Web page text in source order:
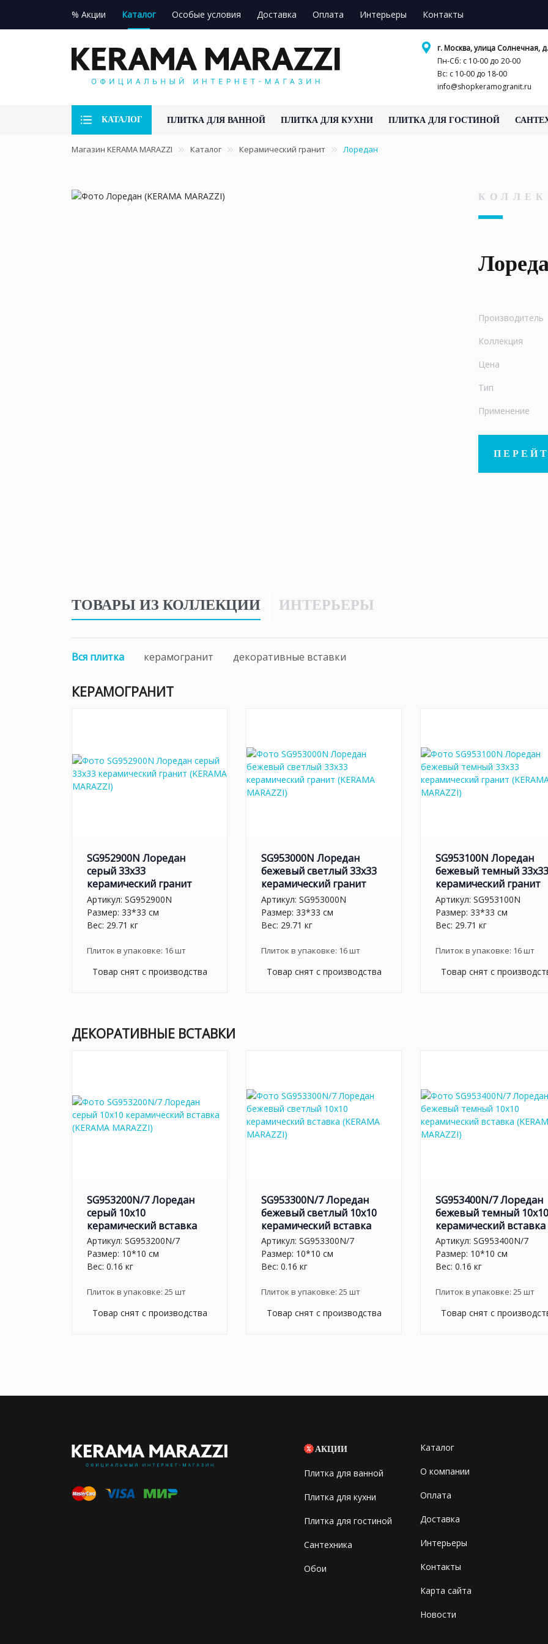
% Акции Каталог Особые условия Доставка Оплата Интерьеры Контакты
г. Москва, улица Солнечная,
Пн-Сб: с 10-00 до 20-00
Вс: с 10-00 до 18-00
info@shopkeramogranit.ru
КАТАЛОГ ПЛИТКА ДЛЯ ВАННОЙ ПЛИТКА ДЛЯ КУХНИ ПЛИТКА ДЛЯ ГОСТИНОЙ
Магазин KERAMA MARAZZI Каталог Керамический гранит Лоредан
Производитель
Коллекция
Цена
Тип
Применение
ТОВАРЫ ИЗ КОЛЛЕКЦИИ ИНТЕРЬЕРЫ
Вся плитка керамогранит декоративные вставки
КЕРАМОГРАНИТ
SG952900N Лоредан
серый 33x33
керамический гранит
Артикул: SG952900N
Размер: 33*33 см
Вес: 29.71 кг
Плиток в упаковке: 16шт
Товар снят с производства
SG953000N Лоредан
бежевый светлый 33x33
керамический гранит
Артикул: SG953000N
Размер: 33*33 см
Вес: 29.71 кг
Плиток в упаковке: 16шт
Товар снят с производства
SG953100N Лоредан
бежевый темный 33x33
керамический гранит
Артикул: SG953100N
Размер: 33*33 см
Вес: 29.71 кг
Плиток в упаковке: 16шт
Товар снят с
ДЕКОРАТИВНЫЕ ВСТАВКИ
SG953200N/7 Лоредан
серый 10x10
керамический вставка
Артикул: SG953200N/7
Размер: 10*10 см
Вес: 0.16 кг
Плиток в упаковке: 25 шт
Товар снят с производства
SG953300N/7 Лоредан
бежевый светлый 10x10
керамический вставка
Артикул: SG953300N/7
Размер: 10*10 см
Вес: 0.16 кг
Плиток в упаковке: 25 шт
Товар снят с производства
SG953400N/7 Лоредан
бежевый темный 10x10
керамический вставка
Артикул: SG953400N/7
Размер: 10*10 см
Вес: 0.16 кг
Плиток в упаковке: 25 шт
Товар снят с
АКЦИИ
Плитка для ванной
Плитка для кухни
Плитка для гостиной
Сантехника
Обои
Каталог
О компании
Оплата
Доставка
Интерьеры
Контакты
Карта сайта
Новости